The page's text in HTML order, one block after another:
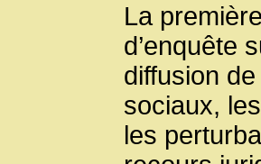
La
d’enquête
diffusion
sociaux,
les